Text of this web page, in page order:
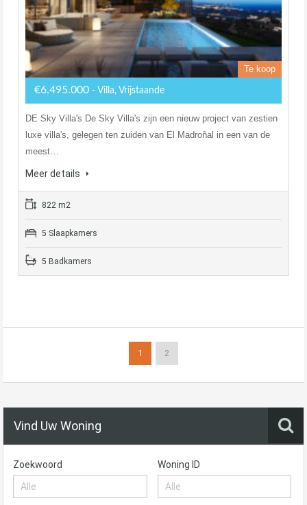
Te koop
€6.495.000 - Villa, Vrijstaande
DE Sky Villa's De Sky Villa's zijn een nieuw project van zestien
luxe villa's, gelegen ten zuiden van El Madroñal in een van de
meest…
Meer details
822 m2
5 Slaapkamers
5 Badkamers
1 2
Vind Uw Woning
Zoekwoord Woning ID